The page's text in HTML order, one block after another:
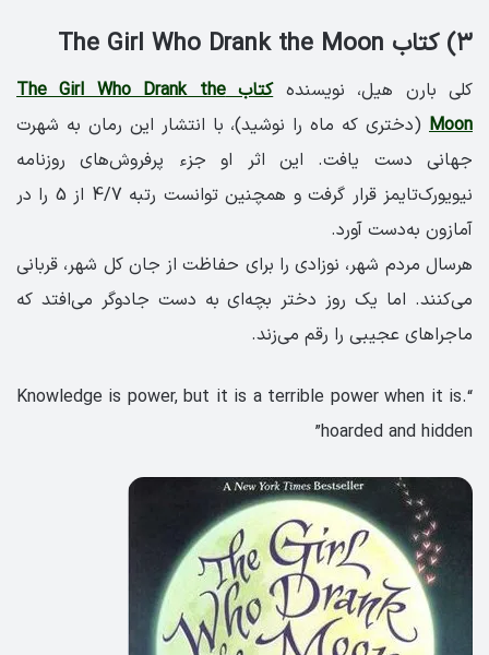
۳) کتاب The Girl Who Drank the Moon
کلی بارن هیل، نویسنده
کتاب The Girl Who Drank the
Moon (دختری که ماه را نوشید)، با انتشار این رمان به شهرت
جهانی دست یافت. این اثر او جزء پرفروش‌های روزنامه
نیویورک‌تایمز قرار گرفت و همچنین توانست رتبه 4/7 از 5 را در
آمازون به‌دست آورد.
هرسال مردم شهر، نوزادی را برای حفاظت از جان کل شهر، قربانی
می‌کنند. اما یک روز دختر بچه‌ای به دست جادوگر می‌افتد که
ماجراهای عجیبی را رقم می‌زند.
“.Knowledge is power, but it is a terrible power when it is
hoarded and hidden”